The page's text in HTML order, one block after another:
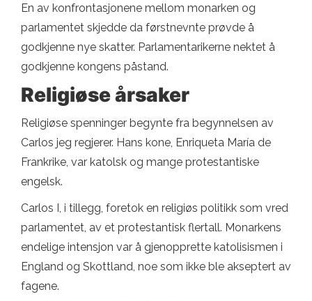
En av konfrontasjonene mellom monarken og
parlamentet skjedde da førstnevnte prøvde å
godkjenne nye skatter. Parlamentarikerne nektet å
godkjenne kongens påstand.
Religiøse årsaker
Religiøse spenninger begynte fra begynnelsen av
Carlos jeg regjerer. Hans kone, Enriqueta María de
Frankrike, var katolsk og mange protestantiske
engelsk.
Carlos I, i tillegg, foretok en religiøs politikk som vred
parlamentet, av et protestantisk flertall. Monarkens
endelige intensjon var å gjenopprette katolisismen i
England og Skottland, noe som ikke ble akseptert av
fagene.